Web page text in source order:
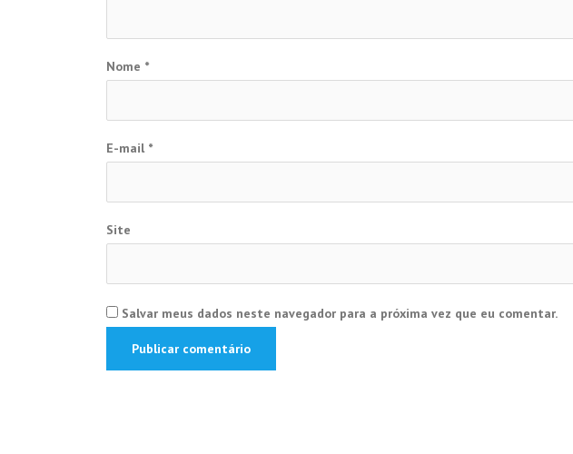
Nome *
E-mail *
Site
Salvar meus dados neste navegador para a próxima vez que eu comentar.